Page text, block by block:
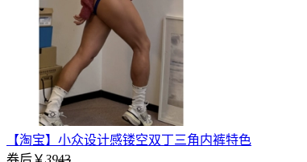
【淘宝】小众设计感镂空双丁三角内裤特色
券后￥3943